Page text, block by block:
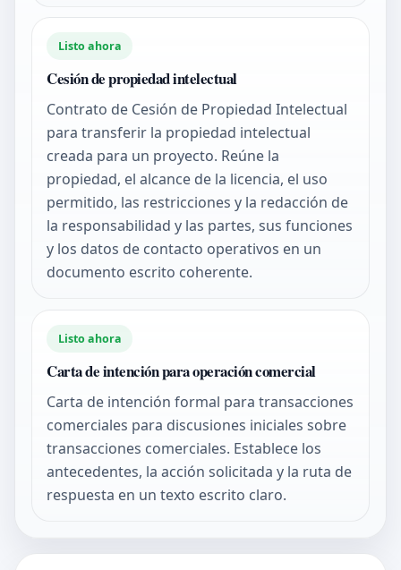
Listo ahora
Cesión de propiedad intelectual
Contrato de Cesión de Propiedad Intelectual
para transferir la propiedad intelectual
creada para un proyecto. Reúne la
propiedad, el alcance de la licencia, el uso
permitido, las restricciones y la redacción de
la responsabilidad y las partes, sus funciones
y los datos de contacto operativos en un
documento escrito coherente.
Listo ahora
Carta de intención para operación comercial
Carta de intención formal para transacciones
comerciales para discusiones iniciales sobre
transacciones comerciales. Establece los
antecedentes, la acción solicitada y la ruta de
respuesta en un texto escrito claro.